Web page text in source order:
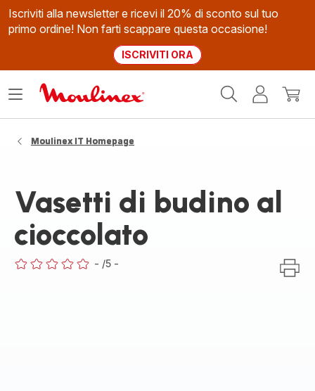
Iscriviti alla newsletter e ricevi il 20% di sconto sul tuo
primo ordine! Non farti scappare questa occasione!
ISCRIVITI ORA
Il
Apri
Moulinex IT Homepage
Vasetti di budino al
cioccolato
- /5 -